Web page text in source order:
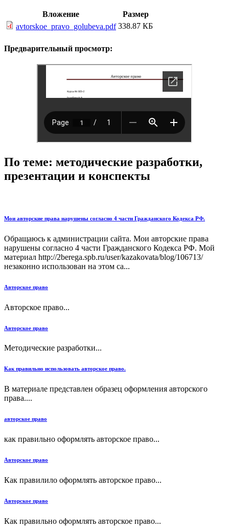
Вложение
Размер
avtorskoe_pravo_golubeva.pdf 338.87 КБ
Предварительный просмотр:
По теме: методические разработки,
презентации и конспекты
Мои авторские права нарушены согласно 4 части Гражданского Кодекса РФ.
Обращаюсь к администрации сайта. Мои авторские права
нарушены согласно 4 части Гражданского Кодекса РФ. Мой
материал http://2berega.spb.ru/user/kazakovata/blog/106713/
незаконно использован на этом са...
Авторское право
Авторское право...
Авторское право
Методические разработки...
Как правильно использовать авторское право.
В материале представлен образец оформления авторского
права....
авторское право
как правильно оформлять авторское право...
Авторское право
Как правилило оформлять авторское право...
Авторское право
Как правильно оформлять авторское право...